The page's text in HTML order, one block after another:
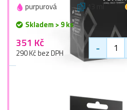
purpurová 13 ml
Skladem > 9 ks
351 Kč
290 Kč bez DPH -